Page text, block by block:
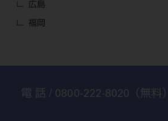
広島
福岡
電 話 / 0800-222-8020 （無料）